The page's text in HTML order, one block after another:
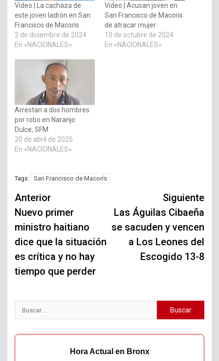
Video | La cachaza de
este joven ladrón en San
Francisco de Macorís
2 de diciembre de 2024
En «NACIONALES»
Video | Acusan joven en
San Francisco de Macorís
de atracar mujer
10 de octubre de 2024
En «NACIONALES»
Arrestan a dos hombres
por robo en Naranjo
Dulce, SFM
20 de abril de 2025
En «NACIONALES»
Tags: San Francisco de Macorís
Navegación
de
entradas
Anterior
Nuevo primer
ministro haitiano
dice que la situación
es crítica y no hay
tiempo que perder
Siguiente
Las Águilas Cibaeña
se sacuden y vencen
a Los Leones del
Escogido 13-8
Buscar:
Hora Actual en Bronx